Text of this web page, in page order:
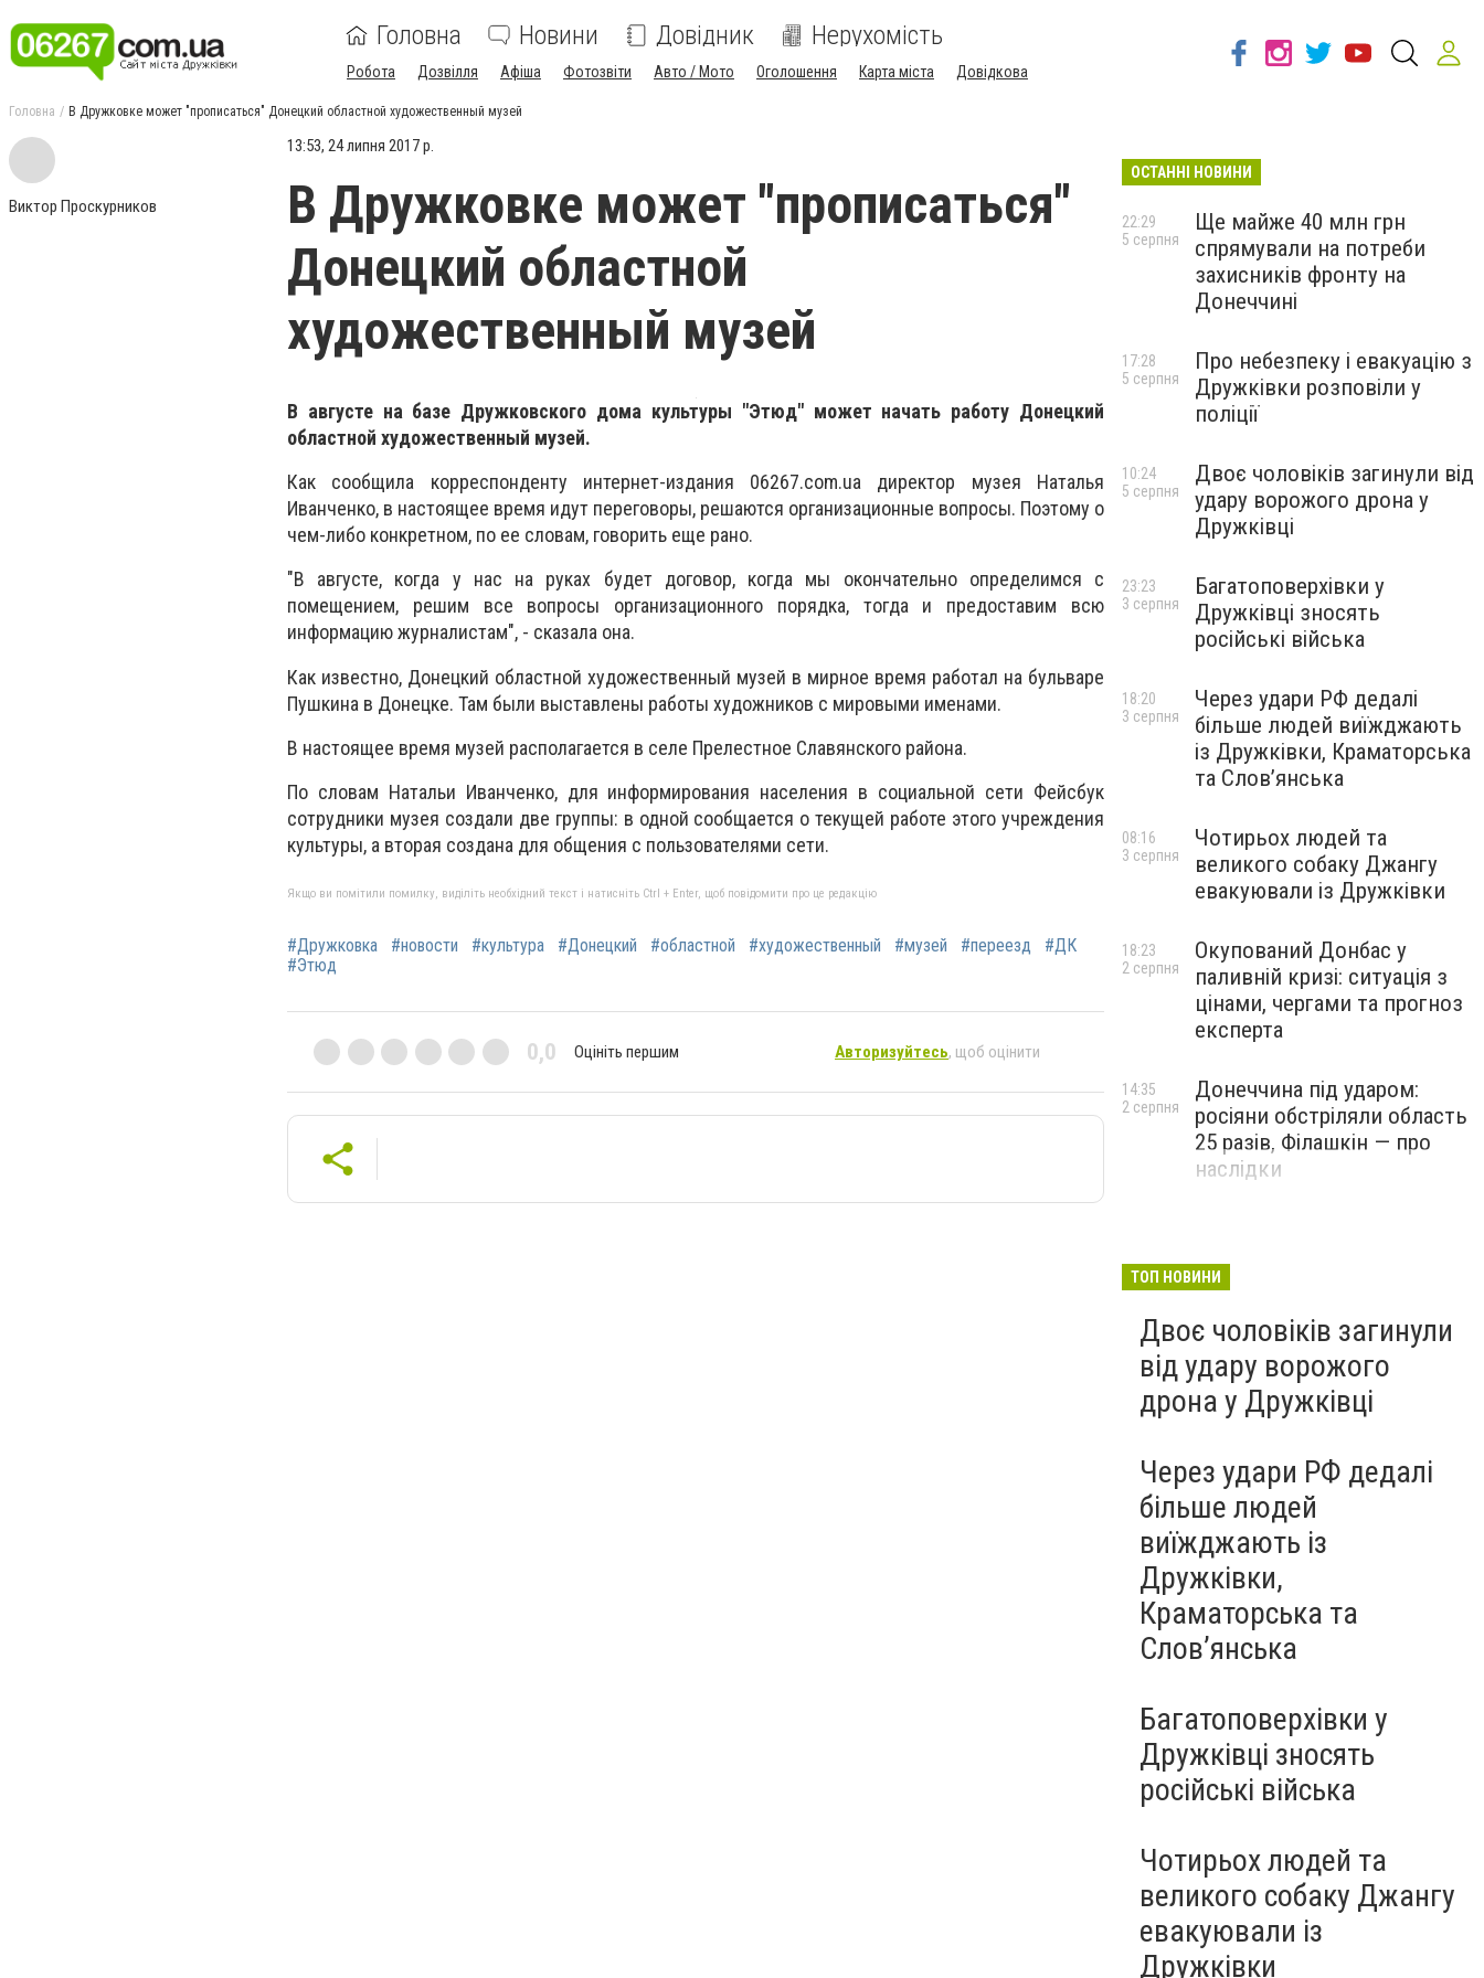
Головна Новини Довідник Нерухомість
Робота Дозвілля Афіша Фотозвіти Авто / Мото Оголошення Карта міста Довідкова
Головна В Дружковке может "прописаться" Донецкий областной художественный музей
Виктор Проскурников
13:53, 24 липня 2017 р.
В Дружковке может "прописаться"
Донецкий областной
художественный музей
В августе на базе Дружковского дома культуры "Этюд" может начать работу Донецкий
областной художественный музей.
Как сообщила корреспонденту интернет-издания 06267.com.ua директор музея Наталья
Иванченко, в настоящее время идут переговоры, решаются организационные вопросы. Поэтому о
чем-либо конкретном, по ее словам, говорить еще рано.
"В августе, когда у нас на руках будет договор, когда мы окончательно определимся с
помещением, решим все вопросы организационного порядка, тогда и предоставим всю
информацию журналистам", - сказала она.
Как известно, Донецкий областной художественный музей в мирное время работал на бульваре
Пушкина в Донецке. Там были выставлены работы художников с мировыми именами.
В настоящее время музей располагается в селе Прелестное Славянского района.
По словам Натальи Иванченко, для информирования населения в социальной сети Фейсбук
сотрудники музея создали две группы: в одной сообщается о текущей работе этого учреждения
культуры, а вторая создана для общения с пользователями сети.
Якщо ви помітили помилку, виділіть необхідний текст і натисніть Ctrl + Enter, щоб повідомити про це редакцію
#Дружковка #новости #культура #Донецкий #областной #художественный #музей #переезд
#ДК
#Этюд
0,0 Оцініть першим Авторизуйтесь, щоб оцінити
ОСТАННІ НОВИНИ
Ще майже 40 млн грн
спрямували на потреби
захисників фронту на
Донеччині
22:29
5 серпня
Про небезпеку і евакуацію з
Дружківки розповіли у
поліції
17:28
5 серпня
Двоє чоловіків загинули від
удару ворожого дрона у
Дружківці
10:24
5 серпня
Багатоповерхівки у
Дружківці зносять
російські війська
23:23
3 серпня
Через удари РФ дедалі
більше людей виїжджають
із Дружківки, Краматорська
та Слов’янська
18:20
3 серпня
Чотирьох людей та
великого собаку Джангу
евакуювали із Дружківки
08:16
3 серпня
Окупований Донбас у
паливній кризі: ситуація з
цінами, чергами та прогноз
експерта
18:23
2 серпня
Донеччина під ударом:
росіяни обстріляли область
25 разів, Філашкін — про
наслідки
14:35
2 серпня
ТОП НОВИНИ
Двоє чоловіків загинули
від удару ворожого
дрона у Дружківці
Через удари РФ дедалі
більше людей
виїжджають із
Дружківки,
Краматорська та
Слов’янська
Багатоповерхівки у
Дружківці зносять
російські війська
Чотирьох людей та
великого собаку Джангу
евакуювали із
Дружківки